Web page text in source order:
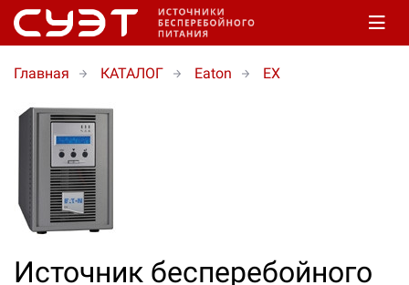
Главная КАТАЛОГ Eaton EX
Источник бесперебойного